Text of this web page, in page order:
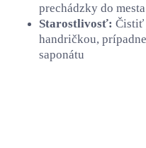
prechádzky do
Starostlivosť: Čistiť
handričkou,
saponátu